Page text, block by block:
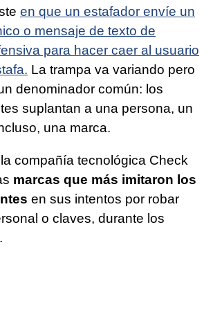
en que un estafador envíe un
o mensaje de texto de
para hacer caer al usuario
La trampa va variando pero
denominador común: los
suplantan a una persona, un
una marca.
compañía tecnológica Check
marcas que más imitaron los
en sus intentos por robar
o claves, durante los